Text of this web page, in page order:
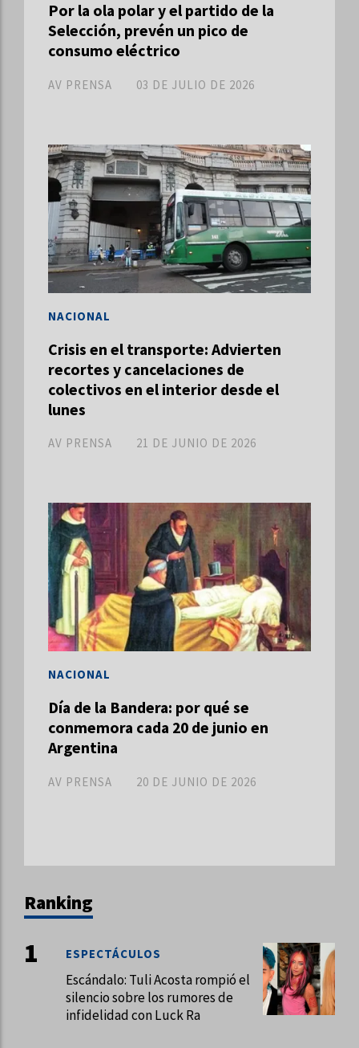
Por la ola polar y el partido de la
Selección, prevén un pico de
consumo eléctrico
AV PRENSA 03 DE JULIO DE 2026
Crisis en el transporte: Advierten
recortes y cancelaciones de
colectivos en el interior desde el
lunes
AV PRENSA
NACIONAL
21 DE JUNIO DE 2026
Día de la Bandera: por qué se
conmemora cada 20 de junio en
Argentina
AV PRENSA
NACIONAL
20 DE JUNIO DE 2026
Ranking
Escándalo: Tuli Acosta rompió el
silencio sobre los rumores de
infidelidad con Luck Ra
ESPECTÁCULOS